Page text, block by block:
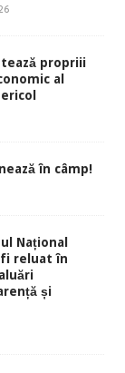
propriii
al
în câmp!
Național
reluat în
și